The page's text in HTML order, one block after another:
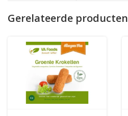
Gerelateerde producten